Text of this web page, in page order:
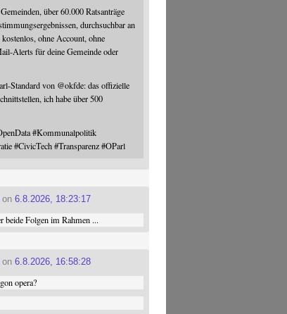
über 60.000 Ratsanträge
durchsuchbar an
ohne Account, ohne
Alerts für deine Gemeinde oder
Standard von @okfde: das offizielle
ich habe über 500
#Kommunalpolitik
#CivicTech #Transparenz #OParl
on6.8.2026, 18:23:17
beide Folgen im Rahmen ...
on6.8.2026, 16:58:28
opera?